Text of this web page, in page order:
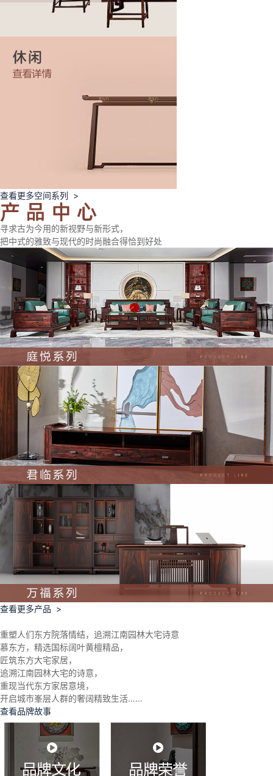
查看更多空间系列 >
寻求古为今用的新视野与新形式，
把中式的雅致与现代的时尚融合得恰到好处
查看更多产品 >
重塑人们东方院落情结，追溯江南园林大宅诗意
慕东方，精选国标阔叶黄檀精品，
匠筑东方大宅家居，
追溯江南园林大宅的诗意，
重现当代东方家居意境，
开启城市峯层人群的奢阔精致生活……
查看品牌故事